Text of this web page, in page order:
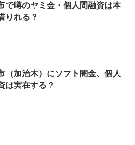
で噂のヤミ金・個人間融資は本
りれる？
（加治木）にソフト闇金、個人
は実在する？